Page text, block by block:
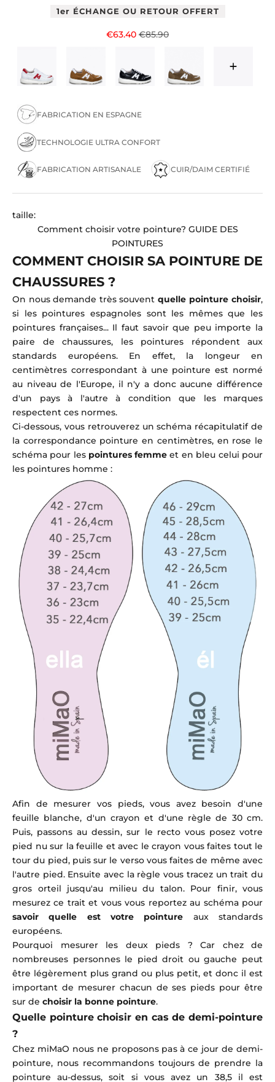
1er ÉCHANGE OU RETOUR OFFERT
Prix de vente
€63.40 Prix normal
€85.90
FABRICATION EN ESPAGNE
TECHNOLOGIE ULTRA CONFORT
FABRICATION ARTISANALE CUIR/DAIM CERTIFIÉ
taille:
Comment choisir votre pointure? GUIDE DES
POINTURES
COMMENT CHOISIR SA POINTURE DE
CHAUSSURES ?
On nous demande très souvent quelle pointure choisir,
si les pointures espagnoles sont les mêmes que les
pointures françaises... Il faut savoir que peu importe la
paire de chaussures, les pointures répondent aux
standards européens. En effet, la longeur en
centimètres correspondant à une pointure est normé
au niveau de l'Europe, il n'y a donc aucune différence
d'un pays à l'autre à condition que les marques
respectent ces normes.
Ci-dessous, vous retrouverez un schéma récapitulatif de
la correspondance pointure en centimètres, en rose le
schéma pour les pointures femme et en bleu celui pour
les pointures homme :
Afin de mesurer vos pieds, vous avez besoin d'une
feuille blanche, d'un crayon et d'une règle de 30 cm.
Puis, passons au dessin, sur le recto vous posez votre
pied nu sur la feuille et avec le crayon vous faites tout le
tour du pied, puis sur le verso vous faites de même avec
l'autre pied. Ensuite avec la règle vous tracez un trait du
gros orteil jusqu'au milieu du talon. Pour finir, vous
mesurez ce trait et vous vous reportez au schéma pour
savoir quelle est votre pointure aux standards
européens.
Pourquoi mesurer les deux pieds ? Car chez de
nombreuses personnes le pied droit ou gauche peut
être légèrement plus grand ou plus petit, et donc il est
important de mesurer chacun de ses pieds pour être
sur de choisir la bonne pointure.
Quelle pointure choisir en cas de demi-pointure
?
Chez miMaO nous ne proposons pas à ce jour de demi-
pointure, nous recommandons toujours de prendre la
pointure au-dessus, soit si vous avez un 38,5 il est